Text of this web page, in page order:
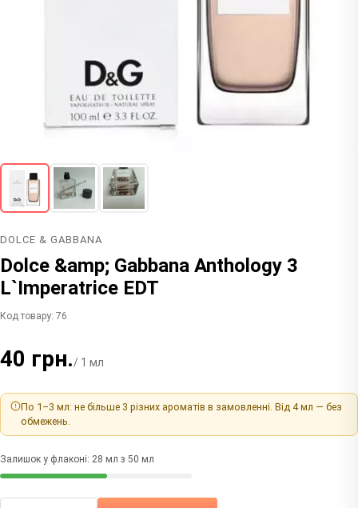
DOLCE & GABBANA
Dolce &amp; Gabbana Anthology 3
L`Imperatrice EDT
Код товару: 76
40 грн./ 1 мл
По 1–3 мл: не більше 3 різних ароматів в замовленні. Від 4 мл — без
обмежень.
Залишок у флаконі: 28 мл з 50 мл